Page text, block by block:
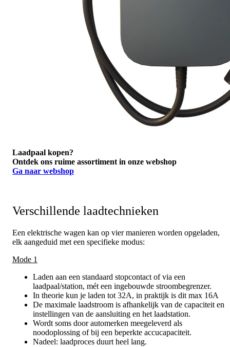
Laadpaal kopen?
Ontdek ons ruime assortiment in onze webshop
Ga naar webshop
Verschillende laadtechnieken
Een elektrische wagen kan op vier manieren worden opgeladen,
elk aangeduid met een specifieke modus:
Mode 1
Laden aan een standaard stopcontact of via een
laadpaal/station, mét een ingebouwde stroombegrenzer.
In theorie kun je laden tot 32A, in praktijk is dit max 16A
De maximale laadstroom is afhankelijk van de capaciteit en
instellingen van de aansluiting en het laadstation.
Wordt soms door automerken meegeleverd als
noodoplossing of bij een beperkte accucapaciteit.
Nadeel: laadproces duurt heel lang.